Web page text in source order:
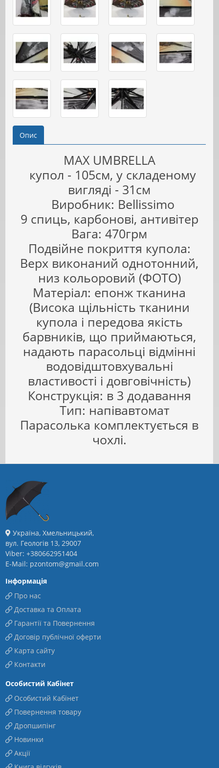
Опис
MAX UMBRELLA
купол - 105см, у складеному
вигляді - 31см
Виробник: Bellissimo
9 спиць, карбонові, антивітер
Вага: 470грм
Подвійне покриття купола:
Верх виконаний однотонний,
низ кольоровий (ФОТО)
Матеріал: епонж тканина
(Висока щільність тканини
купола і передова якість
барвників, що приймаються,
надають парасольці відмінні
водовідштовхувальні
властивості і довговічність)
Конструкція: в 3 додавання
Тип: напівавтомат
Парасолька комплектується в
чохлі.
Україна, Хмельницький,
вул. Геологів 13, 29007
Viber: +380662951404
E-Mail: pzontom@gmail.com
Інформація
Про нас
Доставка та Оплата
Гарантії та Повернення
Договір публічної оферти
Карта сайту
Контакти
Особистий Кабінет
Особистий Кабінет
Повернення товару
Дропшипінг
Новинки
Акції